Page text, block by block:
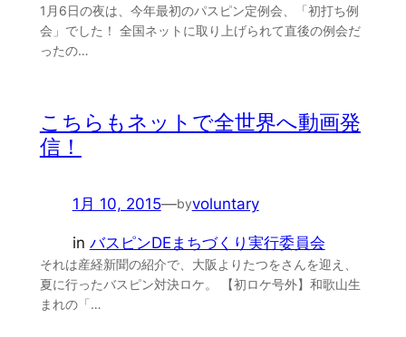
1月6日の夜は、今年最初のパスピン定例会、「初打ち例
会」でした！ 全国ネットに取り上げられて直後の例会だ
ったの…
こちらもネットで全世界へ動画発
信！
1月 10, 2015—byvoluntary
in バスピンDEまちづくり実行委員会
それは産経新聞の紹介で、大阪よりたつをさんを迎え、
夏に行ったバスピン対決ロケ。 【初ロケ号外】和歌山生
まれの「…